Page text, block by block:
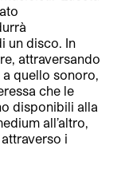
un disco. In
attraversando
quello sonoro,
che le
disponibili alla
all’altro,
i